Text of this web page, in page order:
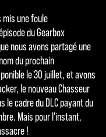
mis une foule
du Gearbox
nous avons partagé une
du prochain
le 30 juillet, et avons
le nouveau Chasseur
le cadre du DLC payant du
Mais pour l'instant,
!